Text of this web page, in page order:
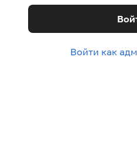
Войти как